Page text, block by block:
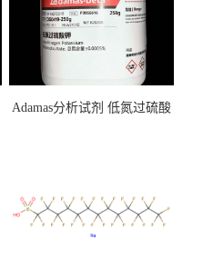
Adamas分析试剂 低氮过硫酸